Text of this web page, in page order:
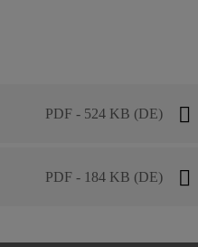
PDF - 524 KB (DE)
PDF - 184 KB (DE)